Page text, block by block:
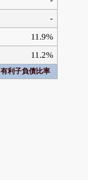
-
11.9%
11.2%
有利子負債比率